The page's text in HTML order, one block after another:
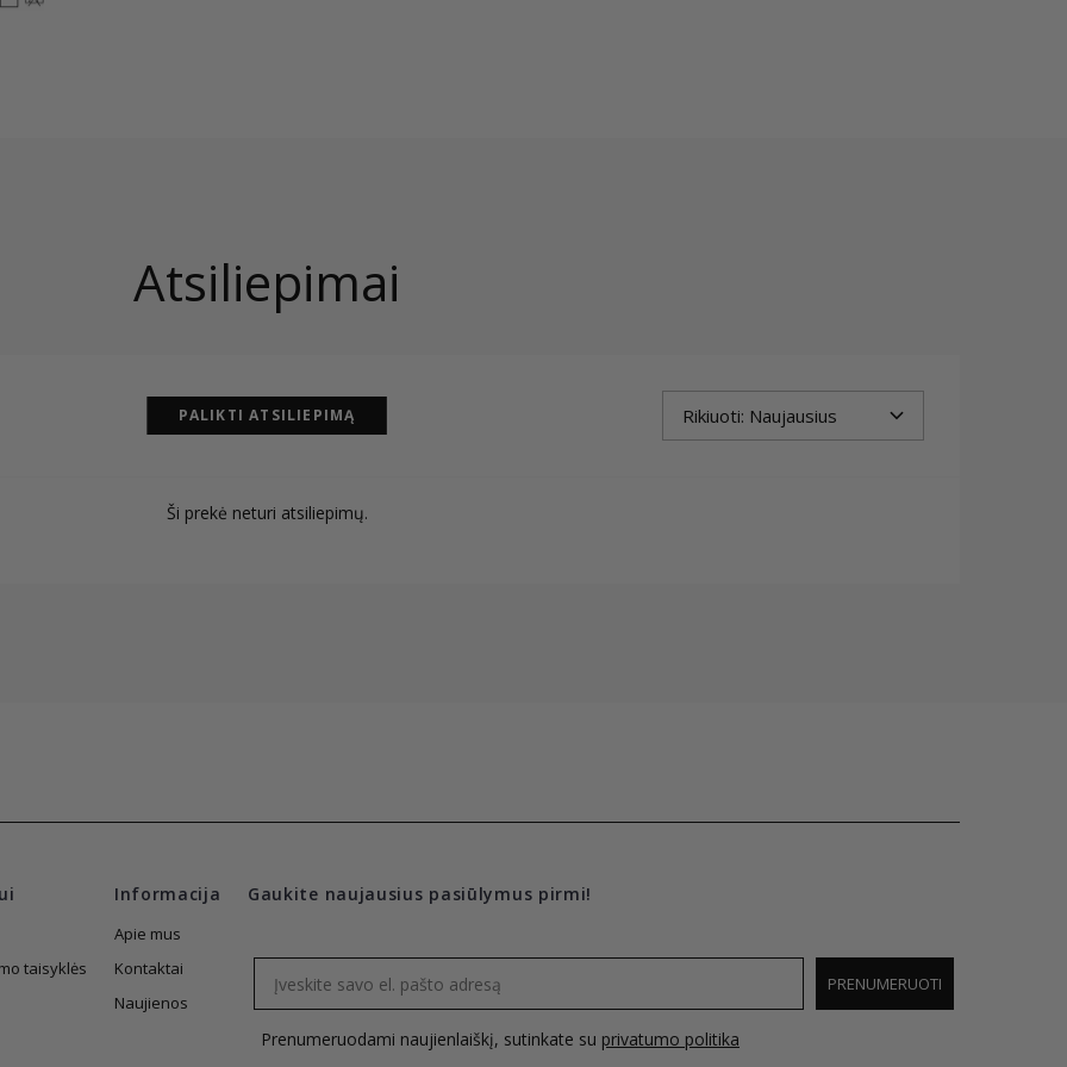
Atsiliepimai
PALIKTI ATSILIEPIMĄ
Ši prekė neturi atsiliepimų.
taisyklės
Informacija
Apie mus
Kontaktai
Naujienos
Gaukite naujausius pasiūlymus pirmi!
PRENUMERUOTI
Prenumeruodami naujienlaiškį, sutinkate su privatumo politika